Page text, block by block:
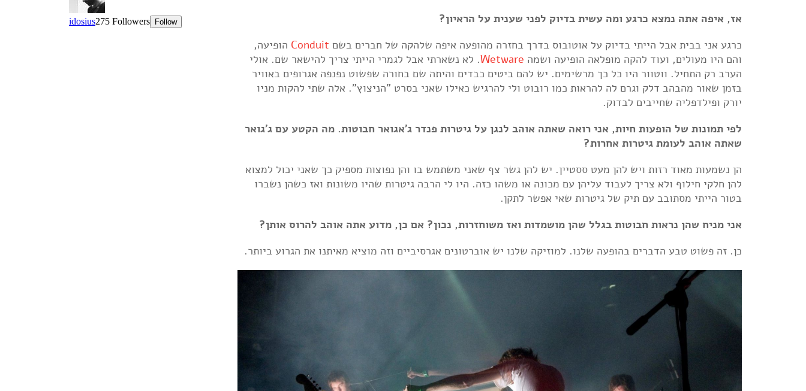
אז, איפה אתה נמצא כרגע ומה עשית בדיוק לפני שענית על הראיון?
כרגע אני בבית אבל הייתי בדיוק על אוטובוס בדרך בחזרה מהופעה איפה שלהקה של חברים בשם Conduit הופיעה,
והם היו מעולים, ועוד להקה מופלאה הופיעה ושמה Wetware. לא נשארתי אבל לגמרי הייתי צריך להישאר שם. אולי
הערב רק התחיל. ווטוור היו כל כך מרשימים. יש להם ביטים כבדים והיתה שם בחורה שפשוט נפנפה אגרופים באוויר
בזמן שאור מהבהב דלק וגרם לה להראות כמו רובוט ולי להרגיש כאילו שאני בסרט "הניצוץ". אלה שתי להקות מניו
יורק ופילדפליה שחייבים לבדוק.
לפי תמונות של הופעות חיות, אני רואה שאתה אוהב לנגן על גיטרות פנדר ג'אגואר חבוטות. מה הקטע עם ג'גואר
שאתה אוהב לעומת גיטרות אחרות?
הן נשמעות מאוד רזות ויש להן מעט ססטיין. יש להן גשר צף שאני משתמש בו והן נפוצות מספיק כך שאני יכול למצוא
להן חלקי חילוף ולא צריך לעבוד עליהן עם מכונה או משהו כזה. היו לי הרבה גיטרות שהיו משונות ואז כשהן נשברו
בטור הייתי מסתובב עם תיק של גיטרות שאי אפשר לתקן.
אני מניח שהן נראות חבוטות בגלל שהן מושמדות ואז משוחזרות, נכון? אם כן, מדוע אתה אוהב להרוס אותן?
כן. זה פשוט טבע הדברים בהופעה שלנו. למוזיקה שלנו יש אוברטונים אגרסיביים וזה מוציא מאיתנו את הגרוע ביותר.